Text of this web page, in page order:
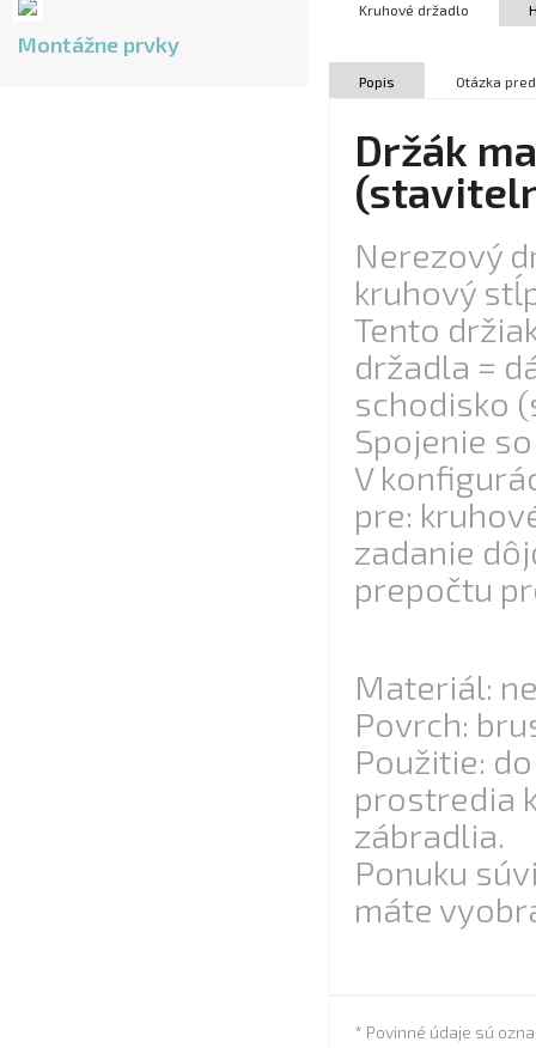
Kruhové držadlo
Popis Otázka
Držák
Nerezový
kruhový
Tento
držadla =
schodisko
Spojenie
V
pre:
zadanie
prepočtu
Materiál:
Povrch:
Použitie:
prostredia
zábradlia.
Ponuku
máte
* Povinné údaje sú
Montážne prvky